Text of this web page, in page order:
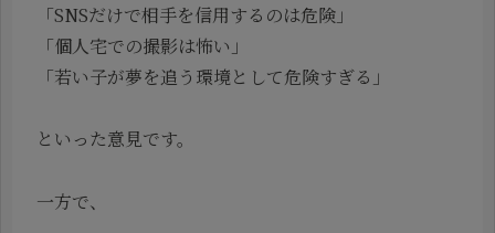
「SNSだけで相手を信用するのは危険」
「個人宅での撮影は怖い」
「若い子が夢を追う環境として危険すぎる」
といった意見です。
一方で、